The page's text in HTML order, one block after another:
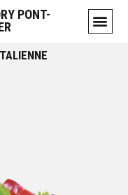
PONT-